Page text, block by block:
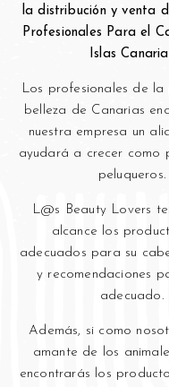
la distribución y venta
Profesionales Para el
Islas
Los profesionales de la
belleza de Canarias
nuestra empresa un
ayudará a crecer como
peluqueros.
L@s Beauty Lovers
alcance los
adecuados para su
y recomendaciones
adecuado.
Además, si como
amante de los
encontrarás los
Ese sitio web
cookies
contenido, los anuncios y
tráfico. También
sobre su uso de nuestro
socios de publicidad y
pueden combinarla con
que les haya
Política de cookies
COOKIES
NECESARIAS
COOKIES DE
COOKIES DE
COOKIES NO